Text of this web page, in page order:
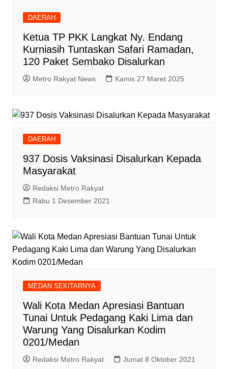
DAERAH
Ketua TP PKK Langkat Ny. Endang
Kurniasih Tuntaskan Safari Ramadan,
120 Paket Sembako Disalurkan
Metro Rakyat News Kamis 27 Maret 2025
DAERAH
937 Dosis Vaksinasi Disalurkan Kepada
Masyarakat
Redaksi Metro Rakyat
Rabu 1 Desember 2021
MEDAN SEKITARNYA
Wali Kota Medan Apresiasi Bantuan
Tunai Untuk Pedagang Kaki Lima dan
Warung Yang Disalurkan Kodim
0201/Medan
Redaksi Metro Rakyat Jumat 8 Oktober 2021